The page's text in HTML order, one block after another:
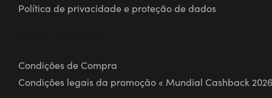
Política de privacidade e proteção de dados
Condições de Compra
Condições legais da promoção « Mundial Cashback